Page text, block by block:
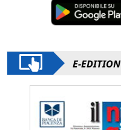
E-EDITION